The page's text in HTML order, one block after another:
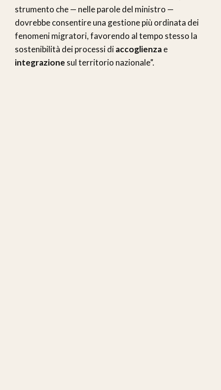
strumento che — nelle parole del ministro —
dovrebbe consentire una gestione più ordinata dei
fenomeni migratori, favorendo al tempo stesso la
sostenibilità dei processi diaccoglienzae
integrazione sul territorio nazionale”.